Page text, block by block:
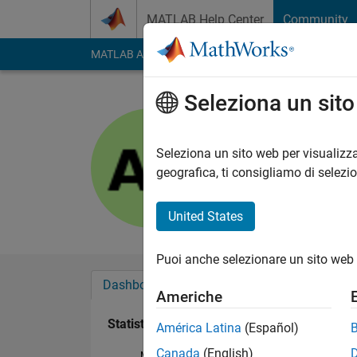
MATLAB Help Center Community
MATLAB Answers File Exchange Cody
Attivo dal 2019
Followers:0
Dashboard
Statistica
Seleziona un
Seleziona un sito web per
geografica, ti consigliamo di
United States
Puoi anche selezionare un sito
Americhe
América Latina (Español)
Canada (English)